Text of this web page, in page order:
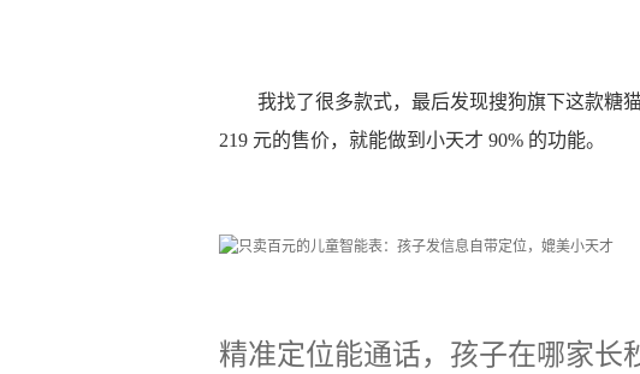
我找了很多款式，最后发现搜狗旗下这款糖
219 元的售价，就能做到小天才 90% 的功能。
精准定位能通话，孩子在哪家长